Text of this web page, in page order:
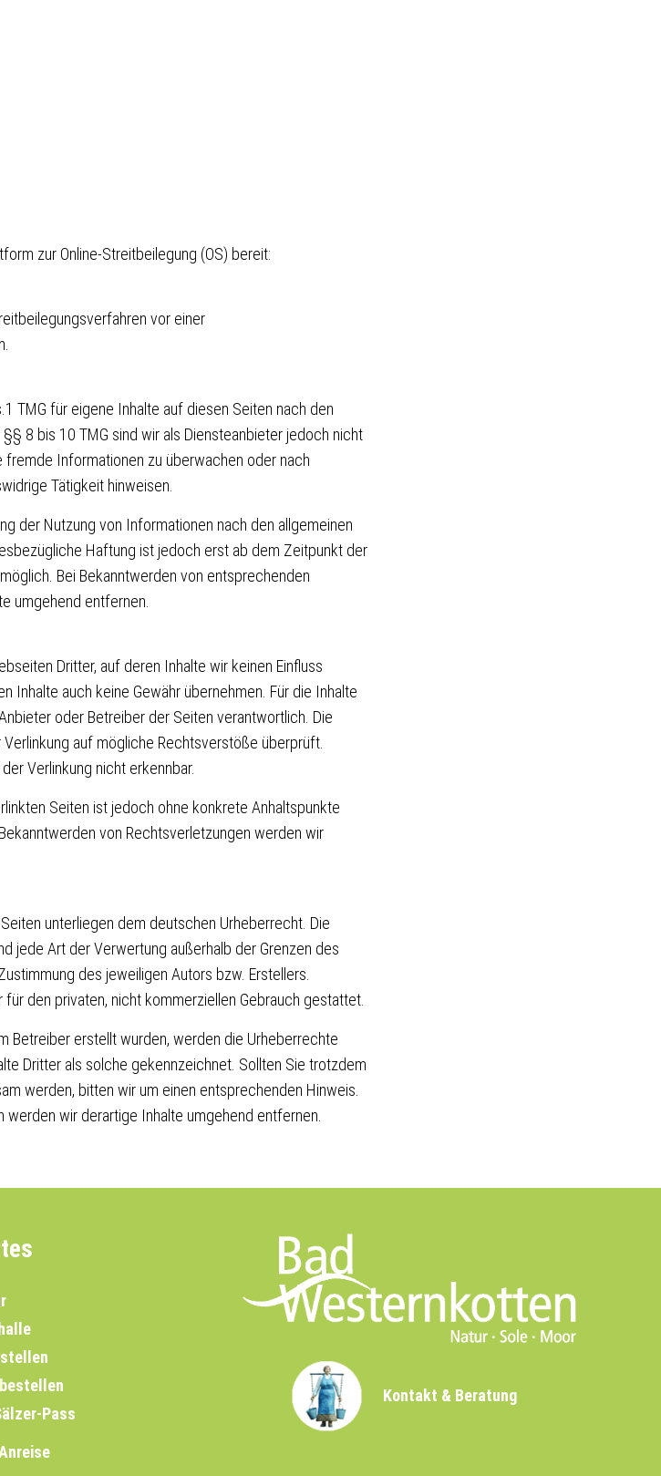
zur Online-Streitbeilegung (OS) bereit:
vor einer
TMG für eigene Inhalte auf diesen Seiten nach den
8 bis 10 TMG sind wir als Diensteanbieter jedoch nicht
Informationen zu überwachen oder nach
Tätigkeit hinweisen.
der Nutzung von Informationen nach den allgemeinen
Haftung ist jedoch erst ab dem Zeitpunkt der
Bei Bekanntwerden von entsprechenden
umgehend entfernen.
Dritter, auf deren Inhalte wir keinen Einfluss
Inhalte auch keine Gewähr übernehmen. Für die Inhalte
oder Betreiber der Seiten verantwortlich. Die
auf mögliche Rechtsverstöße überprüft.
Verlinkung nicht erkennbar.
Seiten ist jedoch ohne konkrete Anhaltspunkte
von Rechtsverletzungen werden wir
unterliegen dem deutschen Urheberrecht. Die
jede Art der Verwertung außerhalb der Grenzen des
des jeweiligen Autors bzw. Erstellers.
den privaten, nicht kommerziellen Gebrauch gestattet.
Betreiber erstellt wurden, werden die Urheberrechte
Dritter als solche gekennzeichnet. Sollten Sie trotzdem
werden, bitten wir um einen entsprechenden Hinweis.
wir derartige Inhalte umgehend entfernen.
Pass
Kontakt & Beratung